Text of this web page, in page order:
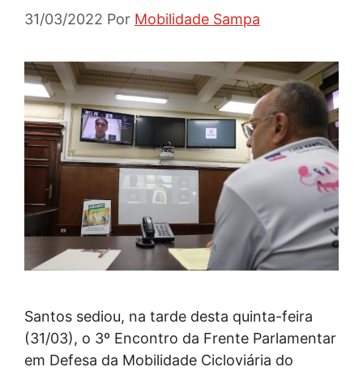
31/03/2022 Por Mobilidade Sampa
Santos sediou, na tarde desta quinta-feira
(31/03), o 3º Encontro da Frente Parlamentar
em Defesa da Mobilidade Cicloviária do